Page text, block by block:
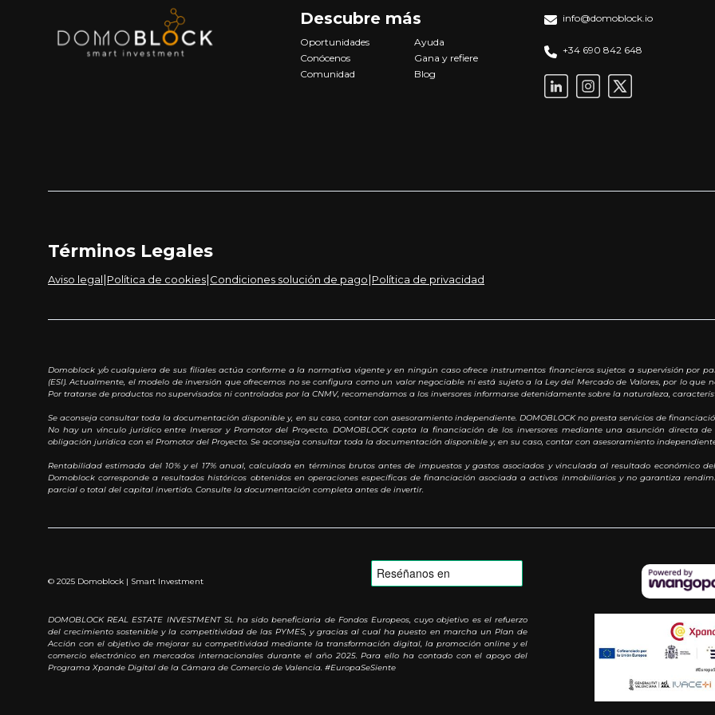
Descubre más
Oportunidades
Conócenos
Comunidad
Ayuda
Gana y refiere
Blog
info@domoblock.io
+34 690 842 648
Términos Legales
Aviso legal Política de cookies Condiciones solución de pago Política de privacidad
Domoblock y/o cualquiera de sus filiales actúa conforme a la normativa vigente y en ningún caso ofrece instrumentos financieros sujetos a supervisión por
(ESI). Actualmente, el modelo de inversión que ofrecemos no se configura como un valor negociable ni está sujeto a la Ley del Mercado de Valores, por lo
Por tratarse de productos no supervisados ni controlados por la CNMV, recomendamos a los inversores informarse detenidamente sobre la naturaleza,
Se aconseja consultar toda la documentación disponible y, en su caso, contar con asesoramiento independiente. DOMOBLOCK no presta servicios de
No hay un vínculo jurídico entre Inversor y Promotor del Proyecto. DOMOBLOCK capta la financiación de los inversores mediante una asunción directa
obligación jurídica con el Promotor del Proyecto. Se aconseja consultar toda la documentación disponible y, en su caso, contar con asesoramiento
Rentabilidad estimada del 10% y el 17% anual, calculada en términos brutos antes de impuestos y gastos asociados y vinculada al resultado económico
Domoblock corresponde a resultados históricos obtenidos en operaciones específicas de financiación asociada a activos inmobiliarios y no garantiza
parcial o total del capital invertido. Consulte la documentación completa antes de invertir.
© 2025 Domoblock | Smart Investment
DOMOBLOCK REAL ESTATE INVESTMENT SL ha sido beneficiaria de Fondos Europeos, cuyo objetivo es el refuerzo
del crecimiento sostenible y la competitividad de las PYMES, y gracias al cual ha puesto en marcha un Plan de
Acción con el objetivo de mejorar su competitividad mediante la transformación digital, la promoción online y el
comercio electrónico en mercados internacionales durante el año 2025. Para ello ha contado con el apoyo del
Programa Xpande Digital de la Cámara de Comercio de Valencia. #EuropaSeSiente